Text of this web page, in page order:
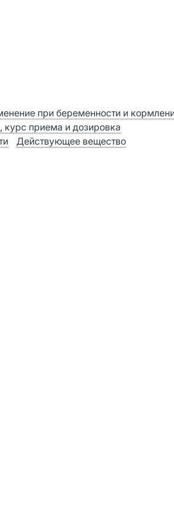
при беременности и
курс приема и дозировка
Действующее вещество